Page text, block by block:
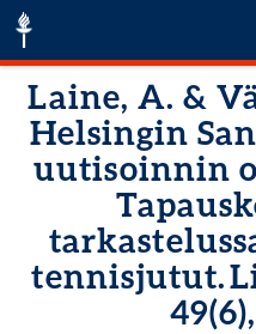
Laine, A. &
Helsingin
uutisoinnin
tennisjutut.